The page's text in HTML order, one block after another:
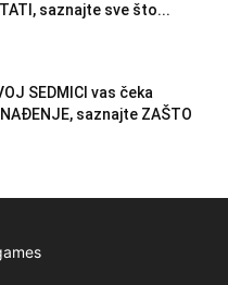
saznajte sve što...
SEDMICI vas čeka
saznajte ZAŠTO